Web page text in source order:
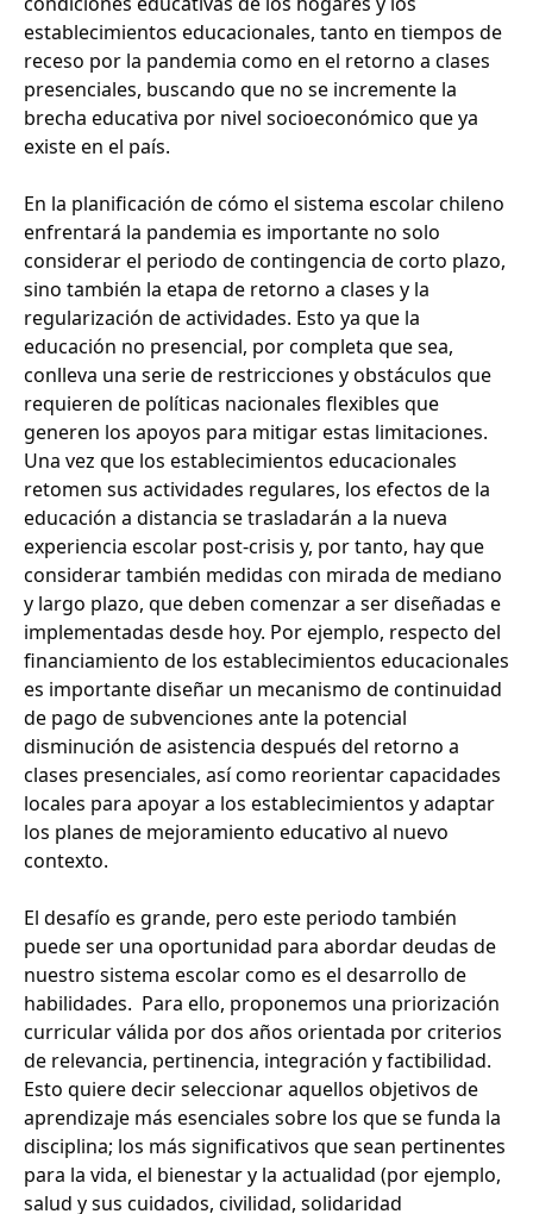
establecimientos educacionales, tanto en tiempos de
receso por la pandemia como en el retorno a clases
presenciales, buscando que no se incremente la
brecha educativa por nivel socioeconómico que ya
existe en el país.
En la planificación de cómo el sistema escolar chileno
enfrentará la pandemia es importante no solo
considerar el periodo de contingencia de corto plazo,
sino también la etapa de retorno a clases y la
regularización de actividades. Esto ya que la
educación no presencial, por completa que sea,
conlleva una serie de restricciones y obstáculos que
requieren de políticas nacionales flexibles que
generen los apoyos para mitigar estas limitaciones.
Una vez que los establecimientos educacionales
retomen sus actividades regulares, los efectos de la
educación a distancia se trasladarán a la nueva
experiencia escolar post-crisis y, por tanto, hay que
considerar también medidas con mirada de mediano
y largo plazo, que deben comenzar a ser diseñadas e
implementadas desde hoy. Por ejemplo, respecto del
financiamiento de los establecimientos educacionales
es importante diseñar un mecanismo de continuidad
de pago de subvenciones ante la potencial
disminución de asistencia después del retorno a
clases presenciales, así como reorientar capacidades
locales para apoyar a los establecimientos y adaptar
los planes de mejoramiento educativo al nuevo
contexto.
El desafío es grande, pero este periodo también
puede ser una oportunidad para abordar deudas de
nuestro sistema escolar como es el desarrollo de
habilidades. Para ello, proponemos una priorización
curricular válida por dos años orientada por criterios
de relevancia, pertinencia, integración y factibilidad.
Esto quiere decir seleccionar aquellos objetivos de
aprendizaje más esenciales sobre los que se funda la
disciplina; los más significativos que sean pertinentes
para la vida, el bienestar y la actualidad (por ejemplo,
salud y sus cuidados, civilidad, solidaridad